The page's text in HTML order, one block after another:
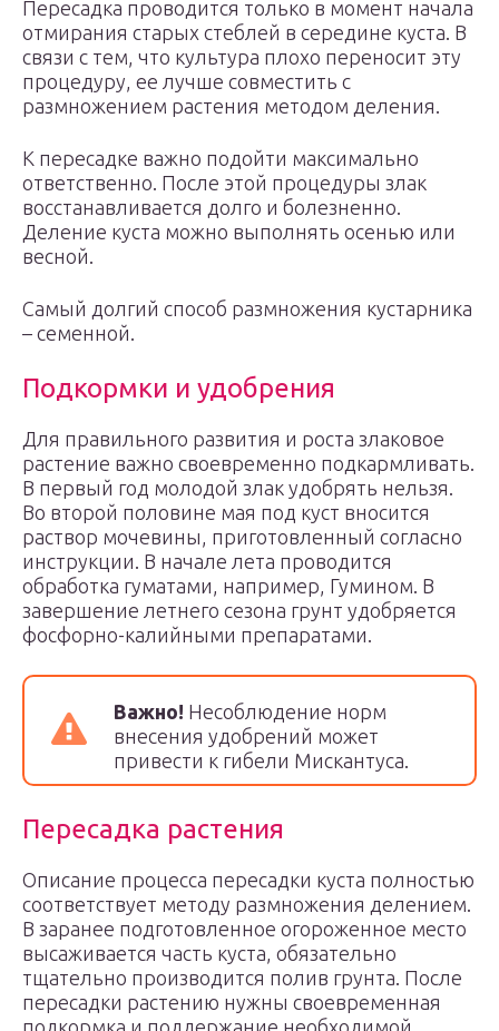
Пересадка проводится только в момент начала
отмирания старых стеблей в середине куста. В
связи с тем, что культура плохо переносит эту
процедуру, ее лучше совместить с
размножением растения методом деления.
К пересадке важно подойти максимально
ответственно. После этой процедуры злак
восстанавливается долго и болезненно.
Деление куста можно выполнять осенью или
весной.
Самый долгий способ размножения кустарника
– семенной.
Подкормки и удобрения
Для правильного развития и роста злаковое
растение важно своевременно подкармливать.
В первый год молодой злак удобрять нельзя.
Во второй половине мая под куст вносится
раствор мочевины, приготовленный согласно
инструкции. В начале лета проводится
обработка гуматами, например, Гумином. В
завершение летнего сезона грунт удобряется
фосфорно-калийными препаратами.
Важно! Несоблюдение норм
внесения удобрений может
привести к гибели Мискантуса.
Пересадка растения
Описание процесса пересадки куста полностью
соответствует методу размножения делением.
В заранее подготовленное огороженное место
высаживается часть куста, обязательно
тщательно производится полив грунта. После
пересадки растению нужны своевременная
подкормка и поддержание необходимой